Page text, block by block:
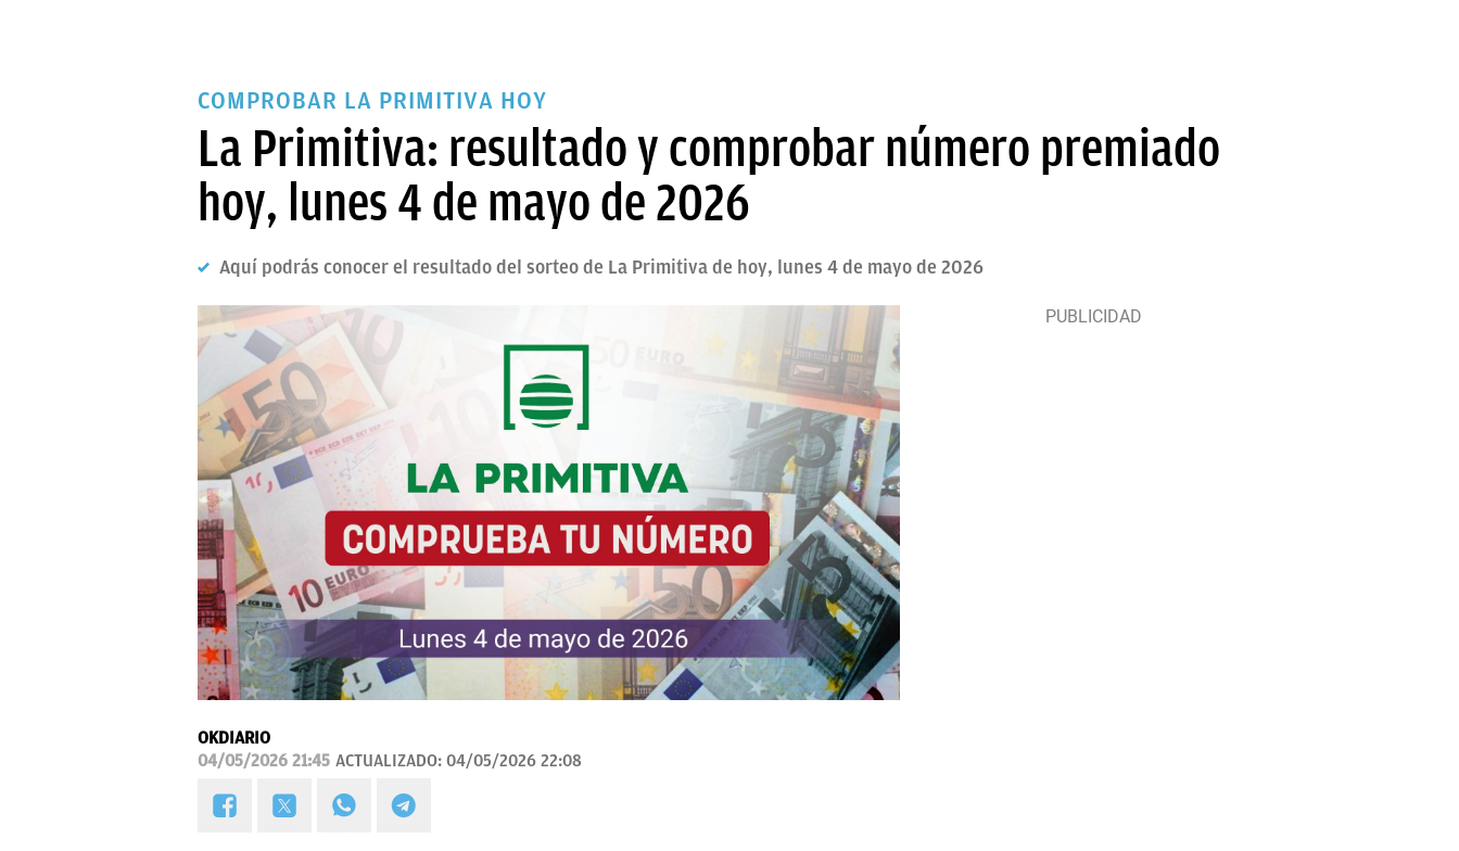
COMPROBAR LA PRIMITIVA HOY
La Primitiva: resultado y comprobar número premiado
hoy, lunes 4 de mayo de 2026
Aquí podrás conocer el resultado del sorteo de La Primitiva de hoy, lunes 4 de mayo de 2026
OKDIARIO
04/05/2026 21:45 ACTUALIZADO: 04/05/2026 22:08